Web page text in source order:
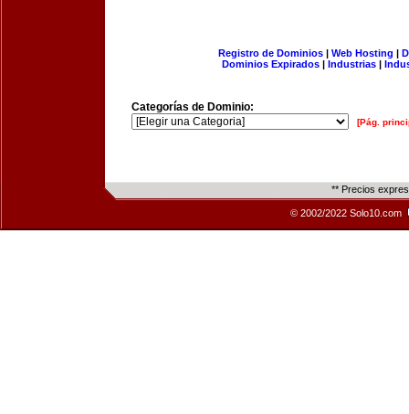
Registro de Dominios| Web Hosting |
Dominios Expirados | Industrias |
Categorías de Dominio:
[Pág.
** Precios
© 2002/2022 Solo10.com